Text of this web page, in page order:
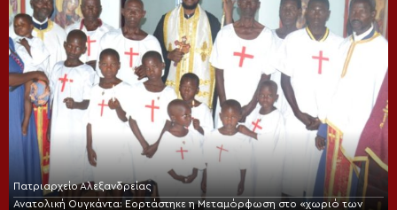
Πατριαρχείο Αλεξανδρείας
Ανατολική Ουγκάντα: Εορτάστηκε η Μεταμόρφωση στο «χωριό των